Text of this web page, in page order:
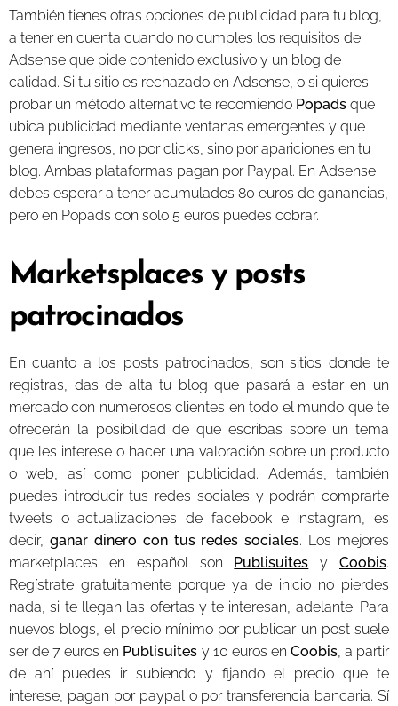
También tienes otras opciones de publicidad para tu blog,
a tener en cuenta cuando no cumples los requisitos de
Adsense que pide contenido exclusivo y un blog de
calidad. Si tu sitio es rechazado en Adsense, o si quieres
probar un método alternativo te recomiendo Popads que
ubica publicidad mediante ventanas emergentes y que
genera ingresos, no por clicks, sino por apariciones en tu
blog. Ambas plataformas pagan por Paypal. En Adsense
debes esperar a tener acumulados 80 euros de ganancias,
pero en Popads con solo 5 euros puedes cobrar.
Marketsplaces y posts
patrocinados
En cuanto a los posts patrocinados, son sitios donde te
registras, das de alta tu blog que pasará a estar en un
mercado con numerosos clientes en todo el mundo que te
ofrecerán la posibilidad de que escribas sobre un tema
que les interese o hacer una valoración sobre un producto
o web, así como poner publicidad. Además, también
puedes introducir tus redes sociales y podrán comprarte
tweets o actualizaciones de facebook e instagram, es
decir, ganar dinero con tus redes sociales. Los mejores
marketplaces en español son Publisuites yCoobis.
Regístrate gratuitamente porque ya de inicio no pierdes
nada, si te llegan las ofertas y te interesan, adelante. Para
nuevos blogs, el precio mínimo por publicar un post suele
ser de 7 euros en Publisuites y 10 euros en Coobis, a partir
de ahí puedes ir subiendo y fijando el precio que te
interese, pagan por paypal o por transferencia bancaria. Sí